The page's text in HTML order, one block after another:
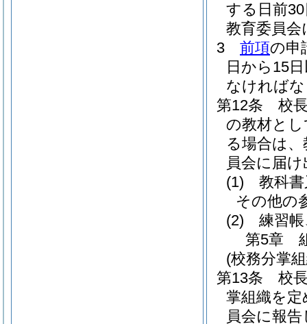
する日前
教育委員
3
前項の申
日から15
なければ
第12条
校
の教材と
る場合は
員会に届
(1)
教科
その他の
(2)
練習
第5章
(校務分掌
第13条
校
掌組織を
員会に報